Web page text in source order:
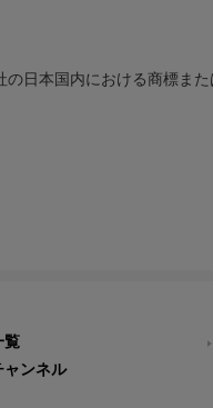
日本国内における商標また
覧
ャンネル